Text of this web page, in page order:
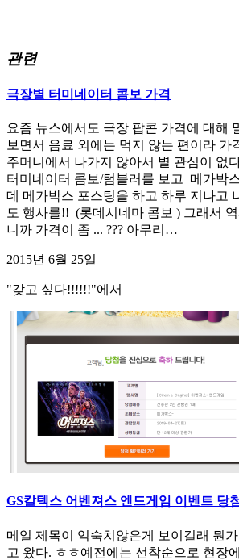
관련
극장별 터미네이터 콤보 가격
요즘 뉴스에서도 극장 팝콘 가격에 대해
보면서 음료 외에는 먹지 않는 편이라 가
주머니에서 나가지 않아서 별 관심이 없
터미네이터 콤보/텀블러를 보고 메가박
데 메가박스 포스팅을 하고 하루 지나고
도 행사를!! (롯데시네마 콤보 ) 그래서
니까 가격이 좀 ... ??? 아무리…
2015년 6월 25일
"갖고 싶다!!!!!!"에서
GS칼텍스 어벤져스 엔드게임 이벤트 당
메일 제목이 익숙치않은게 보이길래 뭔
고 왔다. ㅎㅎ예전에는 선착순으로 현장